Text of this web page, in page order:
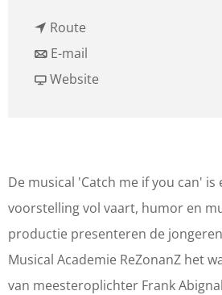
h
m
e
i
f
Route
a
a
t
c
h
m
e
E-mail
a
a
t
c
h
m
Website
a
t
c
h
m
De musical 'Catch me if you can'
voorstelling vol vaart, humor en
productie presenteren de
Musical Academie ReZonanZ het
van meesteroplichter Frank